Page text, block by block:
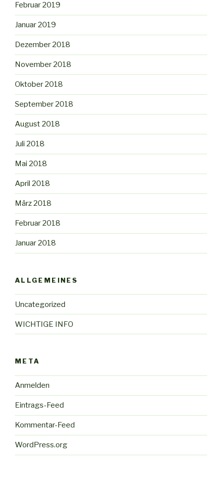
Februar 2019
Januar 2019
Dezember 2018
November 2018
Oktober 2018
September 2018
August 2018
Juli 2018
Mai 2018
April 2018
März 2018
Februar 2018
Januar 2018
ALLGEMEINES
Uncategorized
WICHTIGE INFO
META
Anmelden
Eintrags-Feed
Kommentar-Feed
WordPress.org